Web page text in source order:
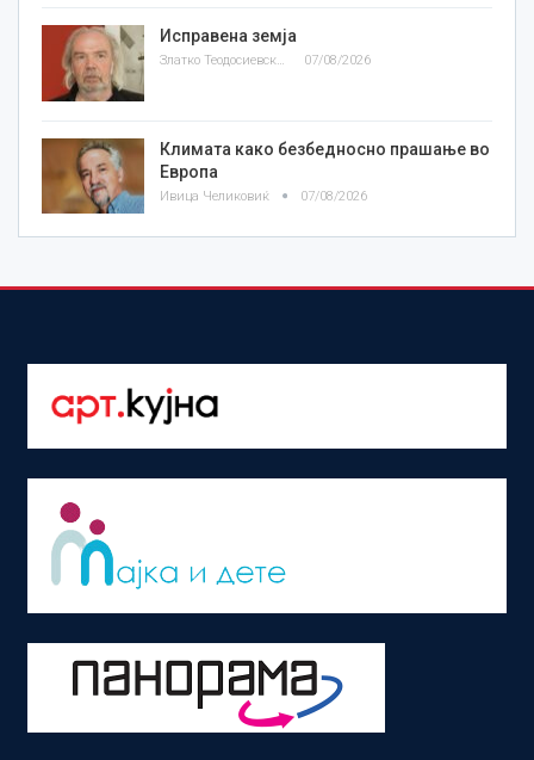
Исправена земја
Златко Теодосиевски 07/08/2026
Климата како безбедносно прашање во
Европа
Ивица Челиковиќ 07/08/2026